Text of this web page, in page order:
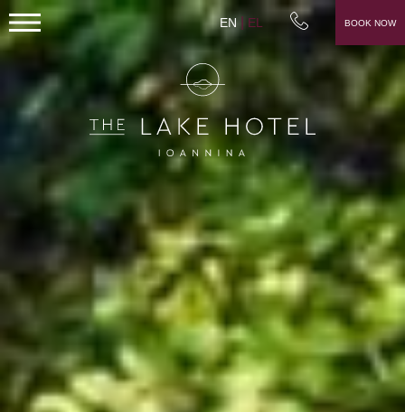
EN EL BOOK NOW